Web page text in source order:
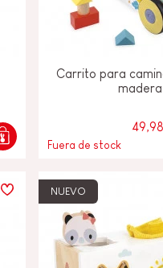
Carrito para
madera
Fuera de stock
NUEVO